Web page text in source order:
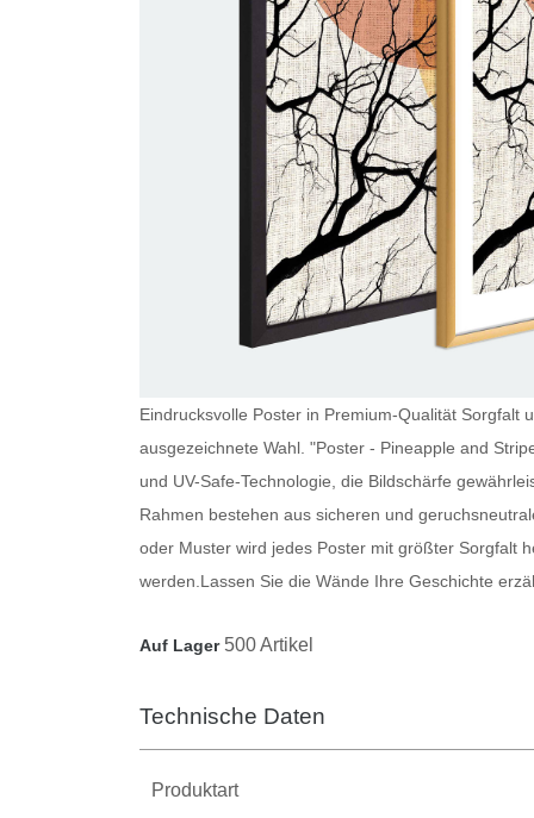
Eindrucksvolle Poster in Premium-Qualität Sorgfalt
ausgezeichnete Wahl. "Poster - Pineapple and
und UV-Safe-Technologie, die Bildschärfe
Rahmen bestehen aus sicheren und
oder Muster wird jedes Poster mit größter Sorgfalt
werden. Lassen Sie die Wände Ihre Geschichte
Auf Lager 500 Artikel
Technische Daten
Produktart